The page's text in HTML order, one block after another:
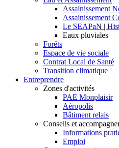
Assainissement
Assainissement
Le SEAPaN |
Eaux pluviales
Forêts
Espace de vie sociale
Contrat Local de Santé
Transition climatique
Entreprendre
Zones d'activités
PAE Monplaisir
Aéropolis
Bâtiment relais
Conseils et
Informations
Emploi